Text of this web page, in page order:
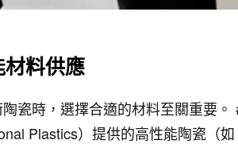
材料供應
瓷時，選擇合適的材料至關重要
Plastics）提供的高性能陶瓷（